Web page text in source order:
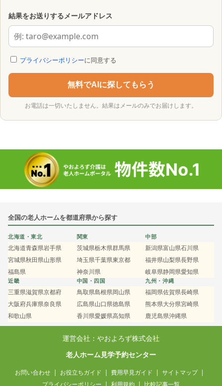
結果をお送りするメールアドレス
プライバシーポリシーに同意する
無料でAIに探してもらう
お電話は一切いたしません。結果はメールのみでお届けします。
全国の老人ホームを都道府県から探す
北海道・東北
北海道青森県岩手県
宮城県秋田県山形県
福島県
関東
茨城県栃木県群馬県
埼玉県千葉県東京都
神奈川県
中部
新潟県富山県石川県
福井県山梨県長野県
岐阜県静岡県愛知県
近畿
三重県滋賀県京都府
大阪府兵庫県奈良県
和歌山県
中国・四国
鳥取県島根県岡山県
広島県山口県徳島県
香川県愛媛県高知県
九州・沖縄
福岡県佐賀県長崎県
熊本県大分県宮崎県
鹿児島県沖縄県
運営会社：やおよろず株式会社
老人ホーム見学予約センター
お問い合わせ お役立ちガイド 費用早見ガイド
サイトマップ
プライバシーポリシー
利用規約 比較記事一覧